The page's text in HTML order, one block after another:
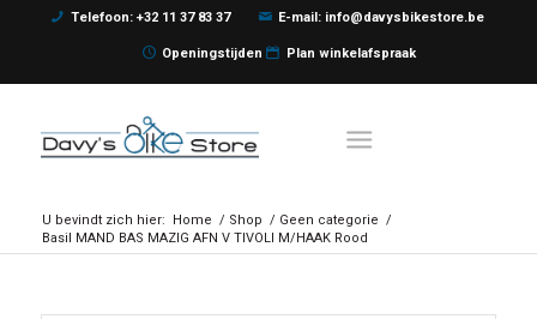
Telefoon: +32 11 37 83 37 E-mail: info@davysbikestore.be
Openingstijden Plan winkelafspraak
U bevindt zich hier: Home / Shop / Geen categorie /
Basil MAND BAS MAZIG AFN V TIVOLI M/HAAK Rood